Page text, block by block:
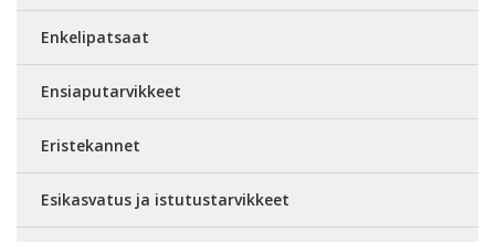
Enkelipatsaat
Ensiaputarvikkeet
Eristekannet
Esikasvatus ja istutustarvikkeet